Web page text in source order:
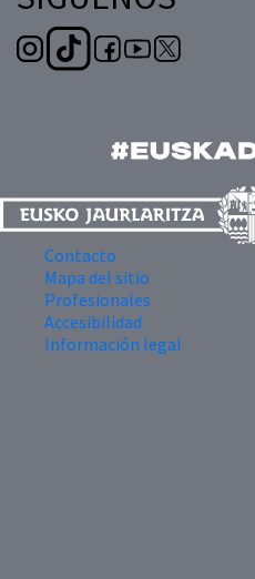
Contacto
Mapa del sitio
Profesionales
Accesibilidad
Información legal